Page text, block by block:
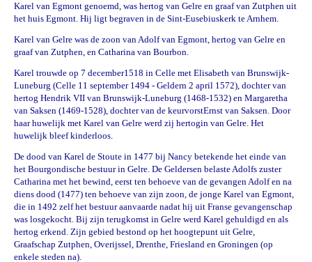
Karel van Egmont genoemd, was hertog van Gelre en graaf van Zutphen uit
het huis Egmont. Hij ligt begraven in de Sint-Eusebiuskerk te Arnhem.
Karel van Gelre was de zoon van Adolf van Egmont, hertog van Gelre en
graaf van Zutphen, en Catharina van Bourbon.
Karel trouwde op 7 december1518 in Celle met Elisabeth van Brunswijk-
Luneburg (Celle 11 september 1494 - Geldern 2 april 1572), dochter van
hertog Hendrik VII van Brunswijk-Luneburg (1468-1532) en Margaretha
van Saksen (1469-1528), dochter van de keurvorstErnst van Saksen. Door
haar huwelijk met Karel van Gelre werd zij hertogin van Gelre. Het
huwelijk bleef kinderloos.
De dood van Karel de Stoute in 1477 bij Nancy betekende het einde van
het Bourgondische bestuur in Gelre. De Geldersen belaste Adolfs zuster
Catharina met het bewind, eerst ten behoeve van de gevangen Adolf en na
diens dood (1477) ten behoeve van zijn zoon, de jonge Karel van Egmont,
die in 1492 zelf het bestuur aanvaarde nadat hij uit Franse gevangenschap
was losgekocht. Bij zijn terugkomst in Gelre werd Karel gehuldigd en als
hertog erkend. Zijn gebied bestond op het hoogtepunt uit Gelre,
Graafschap Zutphen, Overijssel, Drenthe, Friesland en Groningen (op
enkele steden na).